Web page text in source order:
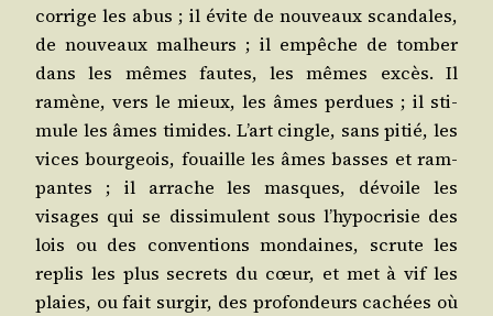
cor­rige les abus ; il évite de nou­veaux scan­dales,
de nou­veaux mal­heurs ; il empêche de tom­ber
dans les mêmes fautes, les mêmes excès. Il
ramène, vers le mieux, les âmes per­dues ; il sti­
mule les âmes timides. L’art cingle, sans pitié, les
vices bour­geois, fouaille les âmes basses et ram­
pantes ; il arrache les masques, dévoile les
visages qui se dis­si­mulent sous l’hypocrisie des
lois ou des conven­tions mon­daines, scrute les
replis les plus secrets du cœur, et met à vif les
plaies, ou fait sur­gir, des pro­fon­deurs cachées où